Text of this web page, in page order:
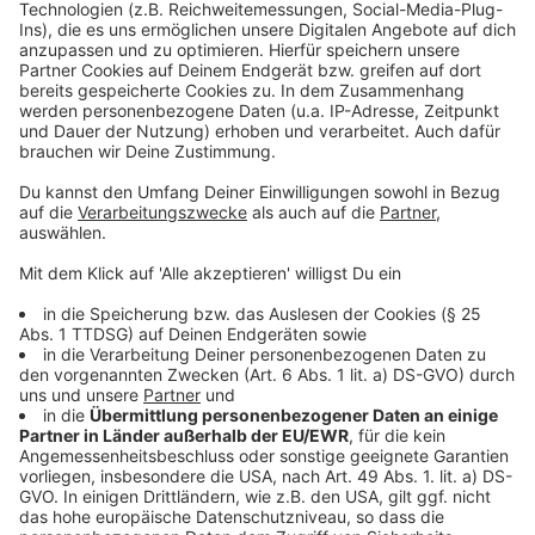
Am kommenden Samstagabend (13. Mai 2023) ist die
Fortuna beim Vierten St. Pauli zu Gast. Auch dieses
Spiel übertragen wir wieder live.
Anzeige
So berichtet die Fortuna
Hier geht es zur Tabelle
Hier gibt es die Fortuna-Spiele zum Nachhören
Anzeige